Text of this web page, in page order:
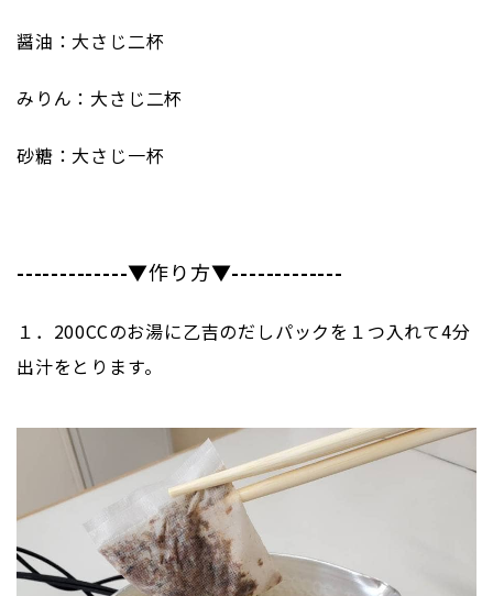
醤油：大さじ二杯
みりん：大さじ二杯
砂糖：大さじ一杯
-------------▼作り方▼-------------
１．200CCのお湯に乙吉のだしパックを１つ入れて4分
出汁をとります。